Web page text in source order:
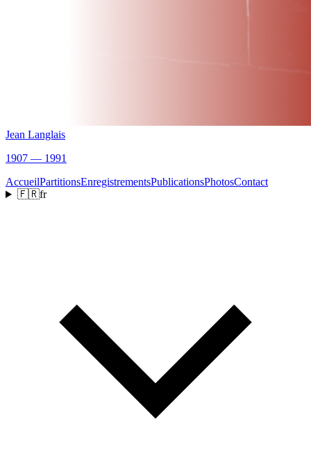
Jean Langlais
1907 — 1991
AccueilPartitionsEnregistrementsPublicationsPhotosContact
🇫🇷fr